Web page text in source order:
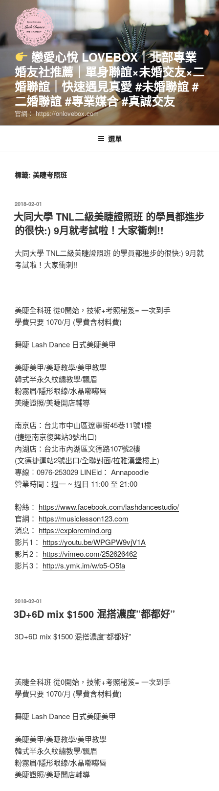
要
戀愛心悅 LOVEBOX｜北部專業
婚友社推薦｜單身聯誼×未婚交友×二
婚聯誼｜快速遇見真愛 #未婚聯誼 #
二婚聯誼 #專業媒合 #真誠交友
官網： https://onlovebox.com
選單
標籤: 美睫考照班
發
佈
於
2018-02-01
大同大學 TNL二級美睫證照班 的學員都進步
的很快:) 9月就考試啦！大家衝刺!!
大同大學 TNL二級美睫證照班 的學員都進步的很快:) 9月就
考試啦！大家衝刺!!
美睫全科班 從0開始，技術+考照秘笈= 一次到手
學費只要 1070/月 (學費含材料費)
舞睫 Lash Dance 日式美睫美甲
美睫美甲/美睫教學/美甲教學
韓式半永久紋繡教學/飄眉
粉霧眉/隱形眼線/水晶嘟嘟唇
美睫證照/美睫開店輔導
南京店：台北市中山區遼寧街45巷11號1樓
(捷運南京復興站3號出口)
內湖店：台北市內湖區文德路107號2樓
(文德捷運站2號出口/全聯對面/拉雅漢堡樓上)
專線︰0976-253029 LINEid： Annapoodle
營業時間：週一 ~ 週日 11:00 至 21:00
粉絲： https://www.facebook.com/lashdancestudio/
官網： https://musiclesson123.com
消息： https://exploremind.org
影片1： https://youtu.be/WPGPW9vjV1A
影片2： https://vimeo.com/252626462
影片3： http://s.ymk.im/w/b5-O5fa
發
佈
於
2018-02-01
3D+6D mix $1500 混搭濃度”都都好”
3D+6D mix $1500 混搭濃度”都都好”
美睫全科班 從0開始，技術+考照秘笈= 一次到手
學費只要 1070/月 (學費含材料費)
舞睫 Lash Dance 日式美睫美甲
美睫美甲/美睫教學/美甲教學
韓式半永久紋繡教學/飄眉
粉霧眉/隱形眼線/水晶嘟嘟唇
美睫證照/美睫開店輔導